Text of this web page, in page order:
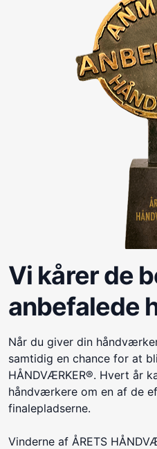
Vi kårer de
anbefalede
Når du giver din
samtidig en chance for at
HÅNDVÆRKER®. Hvert år
håndværkere om en af de
finalepladserne.
Vinderne af ÅRETS